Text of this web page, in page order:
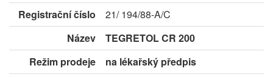
Registrační číslo
21/ 194/88-A/C
Název
TEGRETOL CR 200
Režim prodeje
na lékařský předpis